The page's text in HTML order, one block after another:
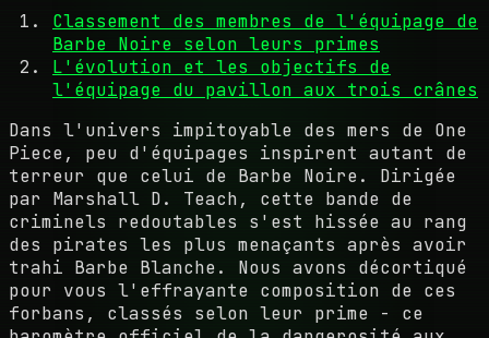
Classement des membres de l'équipage de
Barbe Noire selon leurs primes
L'évolution et les objectifs de
l'équipage du pavillon aux trois crânes
Dans l'univers impitoyable des mers de One
Piece, peu d'équipages inspirent autant de
terreur que celui de Barbe Noire. Dirigée
par Marshall D. Teach, cette bande de
criminels redoutables s'est hissée au rang
des pirates les plus menaçants après avoir
trahi Barbe Blanche. Nous avons décortiqué
pour vous l'effrayante composition de ces
forbans, classés selon leur prime - ce